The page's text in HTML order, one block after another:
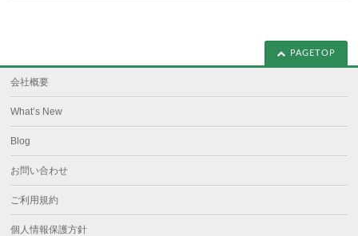
PAGETOP
会社概要
What’s New
Blog
お問い合わせ
ご利用規約
個人情報保護方針